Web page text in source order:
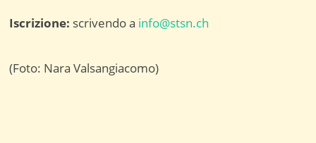
Iscrizione: scrivendo a info@stsn.ch
(Foto: Nara Valsangiacomo)